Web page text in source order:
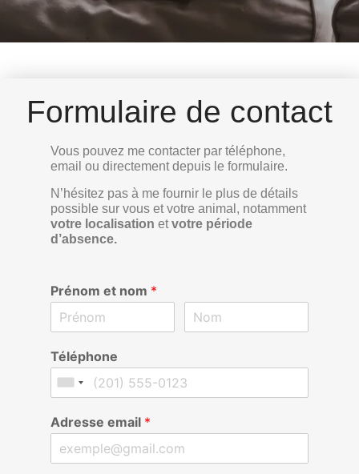
Formulaire de contact
Vous pouvez me contacter par téléphone,
email ou directement depuis le formulaire.
N’hésitez pas à me fournir le plus de détails
possible sur vous et votre animal, notamment
votre localisation etvotre période
d’absence.
Prénom et nom *
Téléphone
Adresse email *